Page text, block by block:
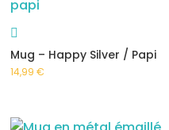
Mug – Happy Silver / Papi
14,99€